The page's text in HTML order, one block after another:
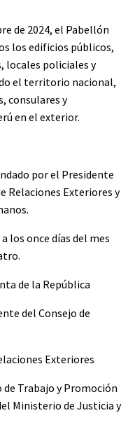
de 2024, el Pabellón
los edificios públicos,
locales policiales y
el territorio nacional,
consulares y
en el exterior.
por el Presidente
Relaciones Exteriores y
los once días del mes
de la República
del Consejo de
Exteriores
de Trabajo y Promoción
Ministerio de Justicia y